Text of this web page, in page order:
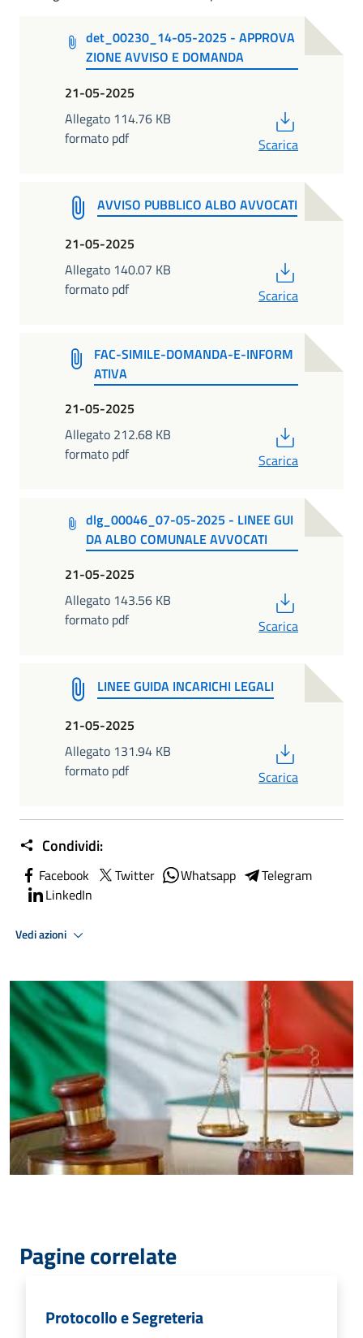
det_00230_14-05-2025 - APPROVA
ZIONE AVVISO E DOMANDA
21-05-2025
Allegato 114.76 KB
formato pdf
Scarica
AVVISO PUBBLICO ALBO AVVOCATI
21-05-2025
Allegato 140.07 KB
formato pdf
Scarica
FAC-SIMILE-DOMANDA-E-INFORM
ATIVA
21-05-2025
Allegato 212.68 KB
formato pdf
Scarica
dlg_00046_07-05-2025 - LINEE GUI
DA ALBO COMUNALE AVVOCATI
21-05-2025
Allegato 143.56 KB
formato pdf
Scarica
LINEE GUIDA INCARICHI LEGALI
21-05-2025
Allegato 131.94 KB
formato pdf
Scarica
Condividi:
Facebook Twitter Whatsapp
Telegram
LinkedIn
Vedi azioni
Pagine correlate
Protocollo e Segreteria